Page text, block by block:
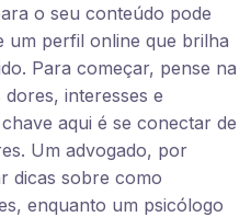
o seu conteúdo pode
um perfil online que brilha
Para começar, pense na
dores, interesses e
aqui é se conectar de
Um advogado, por
dicas sobre como
enquanto um psicólogo